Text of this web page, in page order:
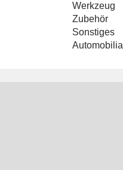
Werkzeug
Zubehör
Sonstiges
Automobilia